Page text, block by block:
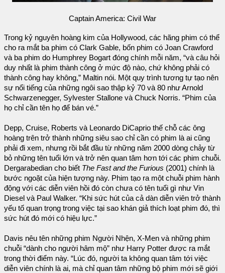
Captain America: Civil War
Trong kỷ nguyên hoàng kim của Hollywood, các hãng phim có thể
cho ra mắt ba phim có Clark Gable, bốn phim có Joan Crawford
và ba phim do Humphrey Bogart đóng chính mỗi năm, “và câu hỏi
duy nhất là phim thành công ở mức độ nào, chứ không phải có
thành công hay không,” Maltin nói. Một quy trình tương tự tạo nên
sự nổi tiếng của những ngôi sao thập kỷ 70 và 80 như Arnold
Schwarzenegger, Sylvester Stallone và Chuck Norris. “Phim của
họ chỉ cần tên họ để bán vé.”
Depp, Cruise, Roberts và Leonardo DiCaprio thế chỗ các ông
hoàng trên trở thành những siêu sao chỉ cần có phim là ai cũng
phải đi xem, nhưng rồi bắt đầu từ những năm 2000 dòng chảy từ
bỏ những tên tuổi lớn và trở nên quan tâm hơn tới các phim chuỗi.
Dergarabedian cho biết The Fast and the Furious (2001) chính là
bước ngoặt của hiện tượng này. Phim tạo ra một chuỗi phim hành
động với các diễn viên hồi đó còn chưa có tên tuổi gì như Vin
Diesel và Paul Walker. “Khi sức hút của cả dàn diễn viên trở thành
yếu tố quan trọng trong việc tại sao khán giả thích loạt phim đó, thì
sức hút đó mới có hiệu lực.”
Davis nêu tên những phim Người Nhện, X-Men và những phim
chuỗi “dành cho người hâm mộ” như Harry Potter được ra mắt
trong thời điểm này. “Lúc đó, người ta không quan tâm tới việc
diễn viên chính là ai, mà chỉ quan tâm những bộ phim mới sẽ giới